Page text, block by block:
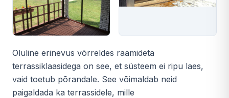
Oluline erinevus võrreldes raamideta
terrassiklaasidega on see, et süsteem ei ripu laes,
vaid toetub põrandale. See võimaldab neid
paigaldada ka terrassidele, mille